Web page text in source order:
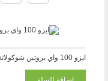
ايزو 100 واي بروتين شوكولاتة